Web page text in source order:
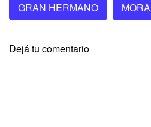
GRAN HERMANO
MORA
Dejá tu comentario